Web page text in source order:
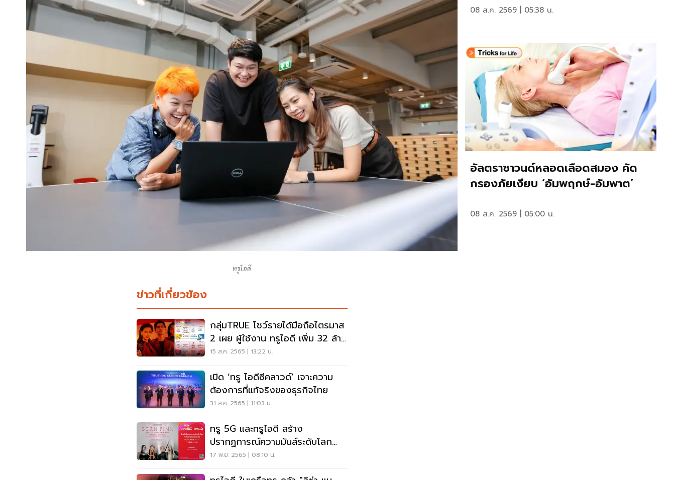
ทรูไอดี
ข่าวที่เกี่ยวข้อง
กลุ่มTRUE โชว์รายได้มือถือไตรมาส
2 เผย ผู้ใช้งาน ทรูไอดี เพิ่ม 32 ล้าน
ราย
15 ส.ค. 2565 | 13:22 น.
เปิด ‘ทรู ไอดีซีคลาวด์’ เจาะความ
ต้องการที่แท้จริงของธุรกิจไทย
31 ส.ค. 2565 | 11:03 น.
ทรู 5G และทรูไอดี สร้าง
ปรากฏการณ์ความมันส์ระดับโลก
เอาใจลูกค้าทรู และ BLINKs
17 พ.ย. 2565 | 08:10 น.
08 ส.ค. 2569 | 05:38 น.
อัลตราซาวนด์หลอดเลือดสมอง คัด
กรองภัยเงียบ ‘อัมพฤกษ์-อัมพาต’
08 ส.ค. 2569 | 05:00 น.